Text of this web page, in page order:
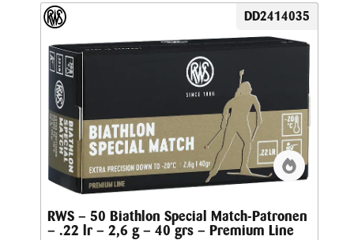
Umgebung des Schützen verhindert.Die wichtigsten
Merkmale auf einen Blick: Der neue Präzisionsstandard für
Biathleten • Unvergleichliche Präzision und Beständigkeit
dank einzigartiger Produktionsverfahren • Jede Charge wird
nach den höchsten Standards geprüft und getestet •
Gleichmäßige Geschwindigkeit auch bei niedrigen
Temperaturen • Entwickelt mit Kühlsystemen für beste
Ergebnisse bis -20 °CKaliber: .22 lr • Gewicht: 2,6 g •
Grains: 40 • Geschoss-Art: BR • Bleifrei: Nein • Waffentyp:
Gewehr • BC-Wert: 0,136 • Anwendungsgebiete: Training/
Wettkampf • Geeignet für: Biathlon 50 m
DD2414035
RWS – 50 Biathlon Special Match-Patronen
– .22 lr – 2,6 g – 40 grs – Premium Line